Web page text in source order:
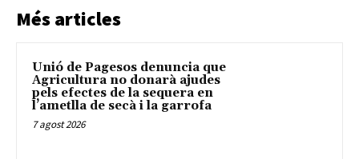
Més articles
Unió de Pagesos denuncia que
Agricultura no donarà ajudes
pels efectes de la sequera en
l’ametlla de secà i la garrofa
7 agost 2026